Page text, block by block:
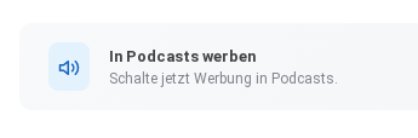
In Podcasts werben
Schalte jetzt Werbung in Podcasts.